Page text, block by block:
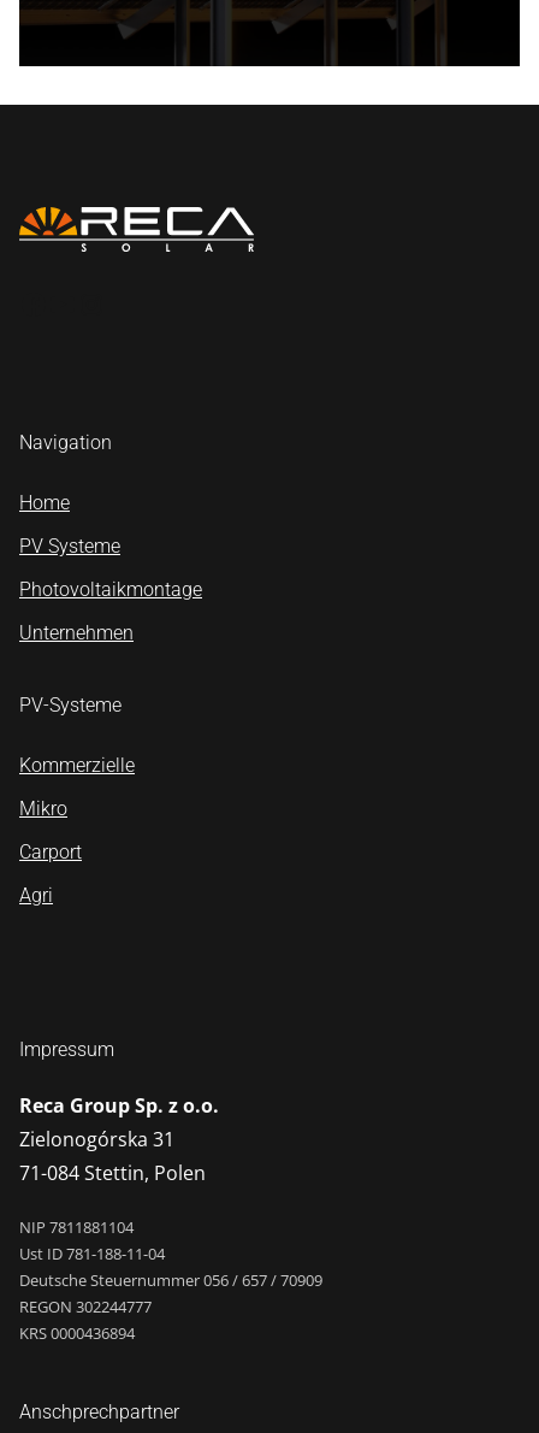
Navigation
Home
PV Systeme
Photovoltaikmontage
Unternehmen
PV-Systeme
Kommerzielle
Mikro
Carport
Agri
Impressum
Reca Group Sp. z o.o.
Zielonogórska 31
71-084 Stettin, Polen
NIP 7811881104
Ust ID 781-188-11-04
Deutsche Steuernummer 056 / 657 / 70909
REGON 302244777
KRS 0000436894
Anschprechpartner